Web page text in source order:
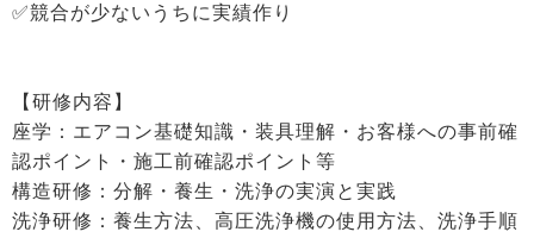
✅競合が少ないうちに実績作り
【研修内容】
座学：エアコン基礎知識・装具理解・お客様への事前確
認ポイント・施工前確認ポイント等
構造研修：分解・養生・洗浄の実演と実践
洗浄研修：養生方法、高圧洗浄機の使用方法、洗浄手順